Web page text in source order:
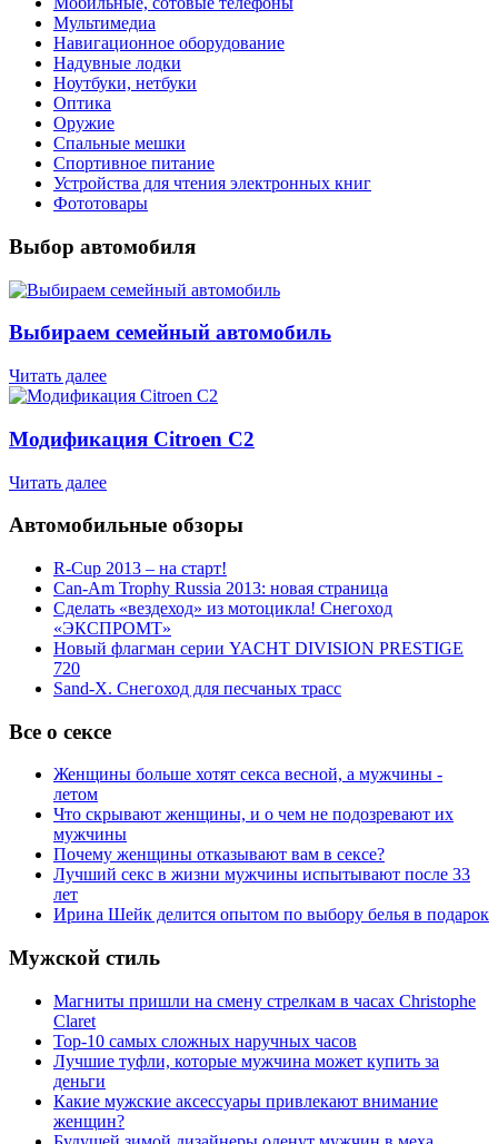
Мультимедиа
Навигационное оборудование
Надувные лодки
Ноутбуки, нетбуки
Оптика
Оружие
Спальные мешки
Спортивное питание
Устройства для чтения электронных книг
Фототовары
Выбор автомобиля
Выбираем семейный автомобиль
Читать далее
Модификация Citroen С2
Читать далее
Автомобильные обзоры
R-Cup 2013 – на старт!
Can-Am Trophy Russia 2013: новая страница
Сделать «вездеход» из мотоцикла! Снегоход
«ЭКСПРОМТ»
Новый флагман серии YACHT DIVISION PRESTIGE
720
Sand-X. Снегоход для песчаных трасс
Все о сексе
Женщины больше хотят секса весной, а мужчины -
летом
Что скрывают женщины, и о чем не подозревают их
мужчины
Почему женщины отказывают вам в сексе?
Лучший секс в жизни мужчины испытывают после 33
лет
Ирина Шейк делится опытом по выбору белья в подарок
Мужской стиль
Магниты пришли на смену стрелкам в часах Christophe
Claret
Top-10 самых сложных наручных часов
Лучшие туфли, которые мужчина может купить за
деньги
Какие мужские аксессуары привлекают внимание
женщин?